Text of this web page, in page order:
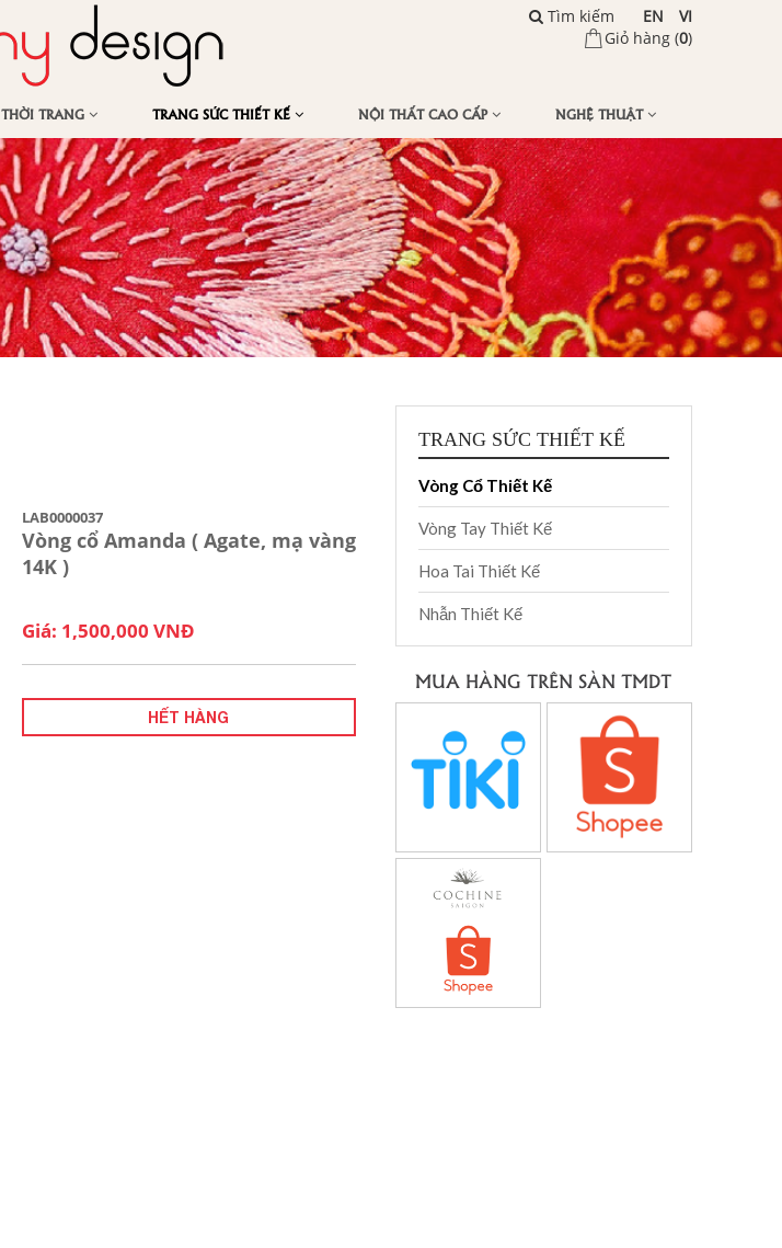
Giỏ hàng (0)
VI
EN
Tìm kiếm
THỜI TRANG TRANG SỨC THIẾT KẾ NỘI THẤT CAO CẤP
NGHỆ THUẬT
LAB0000037
Vòng cổ Amanda ( Agate, mạ vàng
14K )
Giá: 1,500,000 VNĐ
HẾT HÀNG
TRANG SỨC THIẾT KẾ
Vòng Cổ Thiết Kế
Vòng Tay Thiết Kế
Hoa Tai Thiết Kế
Nhẫn Thiết Kế
MUA HÀNG TRÊN SÀN TMDT